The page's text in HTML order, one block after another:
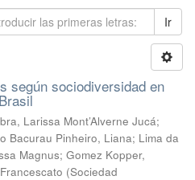
Ir
según sociodiversidad en
Larissa Mont’Alverne Jucá;
Bacurau Pinheiro, Liana; Lima da
Magnus; Gomez Kopper,
(Sociedad